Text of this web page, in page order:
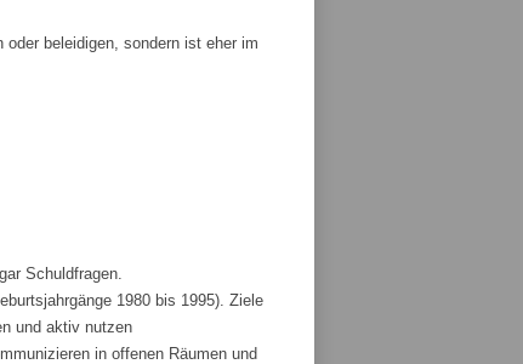
beleidigen, sondern ist eher im
Schuldfragen.
1980 bis 1995). Ziele
und aktiv nutzen
in offenen Räumen und